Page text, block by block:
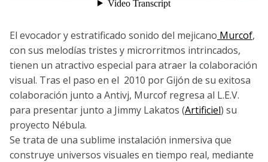
El evocador y estratificado sonido del mejicano Murcof,
con sus melodías tristes y microrritmos intrincados,
tienen un atractivo especial para atraer la colaboración
visual. Tras el paso en el 2010 por Gijón de su exitosa
colaboración junto a Antivj, Murcof regresa al L.E.V.
para presentar junto a Jimmy Lakatos (Artificiel) su
proyecto Nébula.
Se trata de una sublime instalación inmersiva que
construye universos visuales en tiempo real, mediante